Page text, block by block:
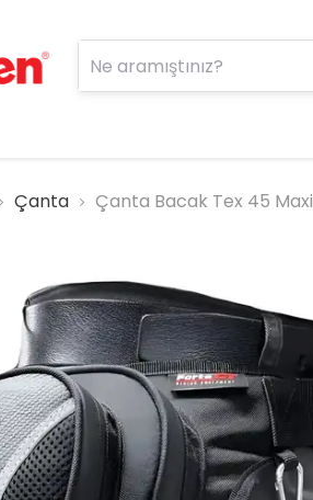
Çanta Çanta Bacak Tex 45 Maxi